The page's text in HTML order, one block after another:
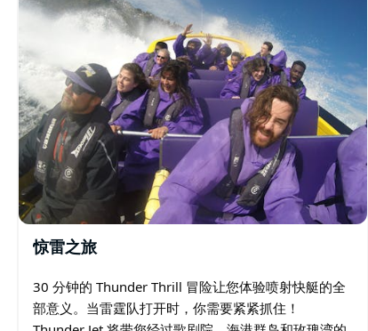
惊雷之旅
30 分钟的 Thunder Thrill 冒险让您体验喷射快艇的全
部意义。当雷霆队打开时，你需要紧紧抓住！